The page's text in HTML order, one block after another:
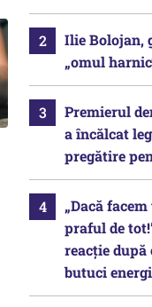
Ilie Bolojan,
„omul
Premierul
a încălcat
pregătire
„Dacă
praful de
reacție după
butuci